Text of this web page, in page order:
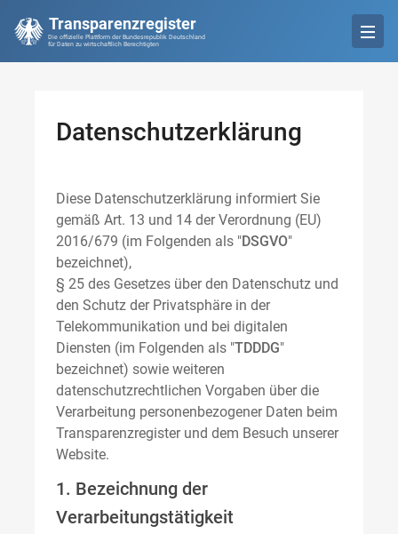
Transparenzregister
Die offizielle Plattform der Bundesrepublik Deutschland
für Daten zu wirtschaftlich Berechtigten
Datenschutzerklärung
Diese Datenschutzerklärung informiert Sie
gemäß Art. 13 und 14 der Verordnung (EU)
2016/679 (im Folgenden als "DSGVO"
bezeichnet),
§ 25 des Gesetzes über den Datenschutz und
den Schutz der Privatsphäre in der
Telekommunikation und bei digitalen
Diensten (im Folgenden als "TDDDG"
bezeichnet) sowie weiteren
datenschutzrechtlichen Vorgaben über die
Verarbeitung personenbezogener Daten beim
Transparenzregister und dem Besuch unserer
Website.
1. Bezeichnung der
Verarbeitungstätigkeit